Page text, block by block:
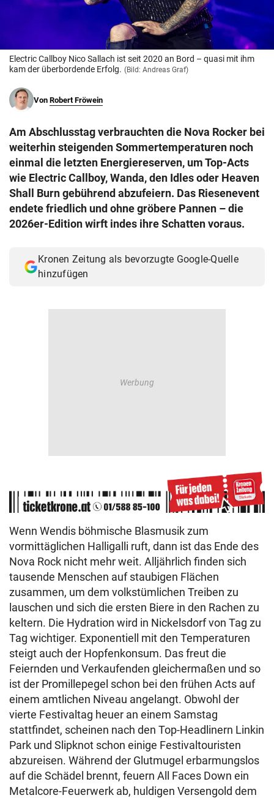
© Krone Multimedia GmbH & Co KG 2026
Muthgasse 2, 1190 Wien
Electric Callboy Nico Sallach ist seit 2020 an Bord – quasi mit ihm
kam der überbordende Erfolg. (Bild: Andreas Graf)
Von Robert Fröwein
Am Abschlusstag verbrauchten die Nova Rocker bei
weiterhin steigenden Sommertemperaturen noch
einmal die letzten Energiereserven, um Top-Acts
wie Electric Callboy, Wanda, den Idles oder Heaven
Shall Burn gebührend abzufeiern. Das Riesenevent
endete friedlich und ohne gröbere Pannen – die
2026er-Edition wirft indes ihre Schatten voraus.
Kronen Zeitung als bevorzugte Google-Quelle
hinzufügen
Wenn Wendis böhmische Blasmusik zum
vormittäglichen Halligalli ruft, dann ist das Ende des
Nova Rock nicht mehr weit. Alljährlich finden sich
tausende Menschen auf staubigen Flächen
zusammen, um dem volkstümlichen Treiben zu
lauschen und sich die ersten Biere in den Rachen zu
keltern. Die Hydration wird in Nickelsdorf von Tag zu
Tag wichtiger. Exponentiell mit den Temperaturen
steigt auch der Hopfenkonsum. Das freut die
Feiernden und Verkaufenden gleichermaßen und so
ist der Promillepegel schon bei den frühen Acts auf
einem amtlichen Niveau angelangt. Obwohl der
vierte Festivaltag heuer an einem Samstag
stattfindet, scheinen nach den Top-Headlinern Linkin
Park und Slipknot schon einige Festivaltouristen
abzureisen. Während der Glutmugel erbarmungslos
auf die Schädel brennt, feuern All Faces Down ein
Metalcore-Feuerwerk ab, huldigen Versengold dem